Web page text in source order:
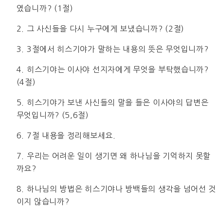
였습니까? (1절)
2. 그 사신들을 다시 누구에게 보냈습니까? (2절)
3. 3절에서 히스기야가 말하는 내용의 뜻은 무엇입니까?
4. 히스기야는 이사야 선지자에게 무엇을 부탁했습니까?
(4절)
5. 히스기야가 보낸 사신들의 말을 들은 이사야의 답변은
무엇입니까? (5,6절)
6. 7절 내용을 정리해보세요.
7. 우리는 어려운 일이 생기면 왜 하나님을 기억하지 못할
까요?
8. 하나님의 방법은 히스기야나 방백들의 생각을 넘어선 것
이지 않습니까?